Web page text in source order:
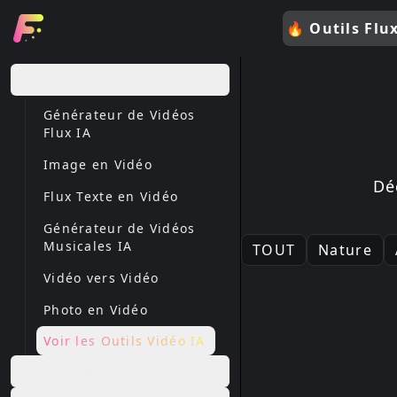
🔥 Outils
Générateur de Vidéos
Flux IA
Image en Vidéo
Flux Texte en Vidéo
Générateur de Vidéos
Musicales IA
Vidéo vers Vidéo
Photo en Vidéo
Voir les Outils Vidéo IA
TOUT Nature